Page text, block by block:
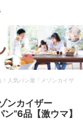
！人気パン屋「メゾンカイザ
ンカイザー
”6品【激ウマ】